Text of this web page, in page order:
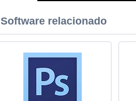
Software relacionado